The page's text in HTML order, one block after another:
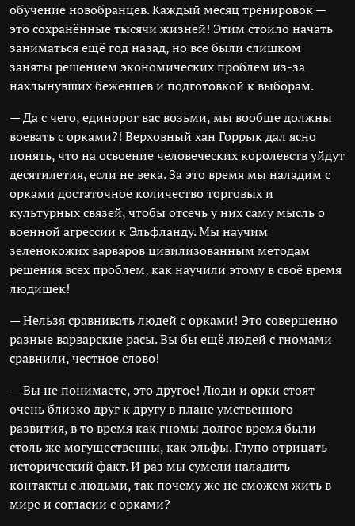
обучение новобранцев. Каждый месяц тренировок —
это сохранённые тысячи жизней! Этим стоило начать
заниматься ещё год назад, но все были слишком
заняты решением экономических проблем из-за
нахлынувших беженцев и подготовкой к выборам.
— Да с чего, единорог вас возьми, мы вообще должны
воевать с орками?! Верховный хан Горрык дал ясно
понять, что на освоение человеческих королевств уйдут
десятилетия, если не века. За это время мы наладим с
орками достаточное количество торговых и
культурных связей, чтобы отсечь у них саму мысль о
военной агрессии к Эльфланду. Мы научим
зеленокожих варваров цивилизованным методам
решения всех проблем, как научили этому в своё время
людишек!
— Нельзя сравнивать людей с орками! Это совершенно
разные варварские расы. Вы бы ещё людей с гномами
сравнили, честное слово!
— Вы не понимаете, это другое! Люди и орки стоят
очень близко друг к другу в плане умственного
развития, в то время как гномы долгое время были
столь же могущественны, как эльфы. Глупо отрицать
исторический факт. И раз мы сумели наладить
контакты с людьми, так почему же не сможем жить в
мире и согласии с орками?